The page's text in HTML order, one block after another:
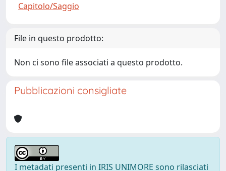
Capitolo/Saggio
File in questo prodotto:
Non ci sono file associati a questo prodotto.
Pubblicazioni consigliate
I metadati presenti in IRIS UNIMORE sono rilasciati